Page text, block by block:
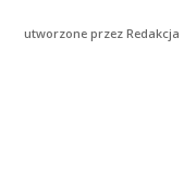
utworzone przezRedakcja